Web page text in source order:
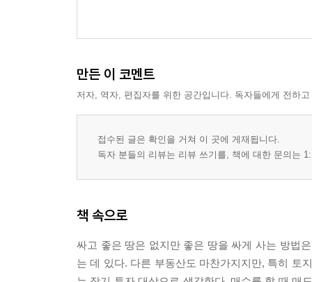
만든 이 코멘트
저자, 역자, 편집자를 위한 공간입니다. 독자들에게 전하
접수된 글은 확인을 거쳐 이 곳에 게재됩니다.
독자 분들의 리뷰는 리뷰 쓰기를, 책에 대한 문의는
책 속으로
싸고 좋은 땅은 없지만 좋은 땅을 싸게 사는 방법
는 데 있다. 다른 부동산도 마찬가지지만, 특히 토